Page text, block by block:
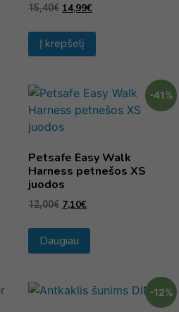
15,40€ 14,99€
Į krepšelį
-41%
Petsafe Easy Walk
Harness petnešos XS
juodos
12,00€ 7,10€
Daugiau
-12%